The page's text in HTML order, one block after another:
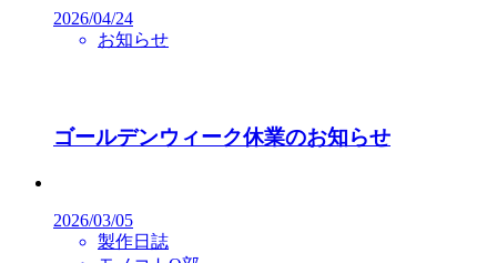
2026/04/24
お知らせ
ゴールデンウィーク休業のお知らせ
2026/03/05
製作日誌